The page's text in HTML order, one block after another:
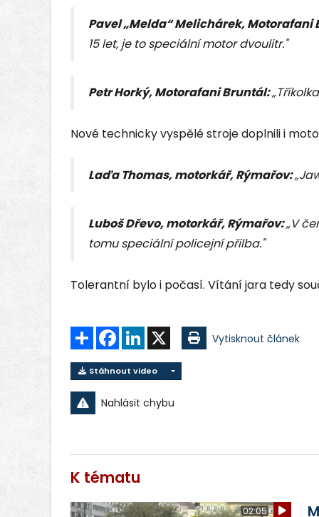
Pavel „Melda“ Melichárek, Motorafani
15 let, je to speciální motor dvoulitr."
Petr Horký, Motorafani Bruntál:
Nové technicky vyspělé stroje doplnili i
Laďa Thomas, motorkář, Rýmařov:
Luboš Dřevo, motorkář, Rýmařov:„V
tomu speciální policejní přilba."
Tolerantní bylo i počasí. Vítání jara tedy
Sdílet FacebookLinkedIn Vytisknout článek
Stáhnout video
Nahlásit chybu
K tématu
02:05